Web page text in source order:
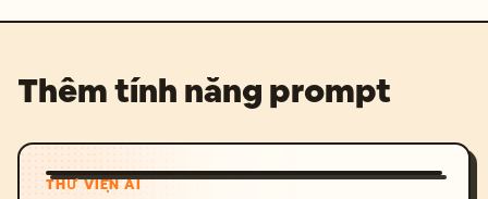
Thêm tính năng prompt
THƯ VIỆN AI